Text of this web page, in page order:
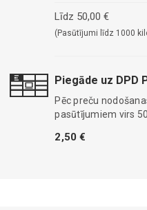
Līdz 50,00 €
(Pasūtījumi līdz 1000
Piegāde uz DPD
Pēc preču
pasūtījumiem virs 50
2,50 €